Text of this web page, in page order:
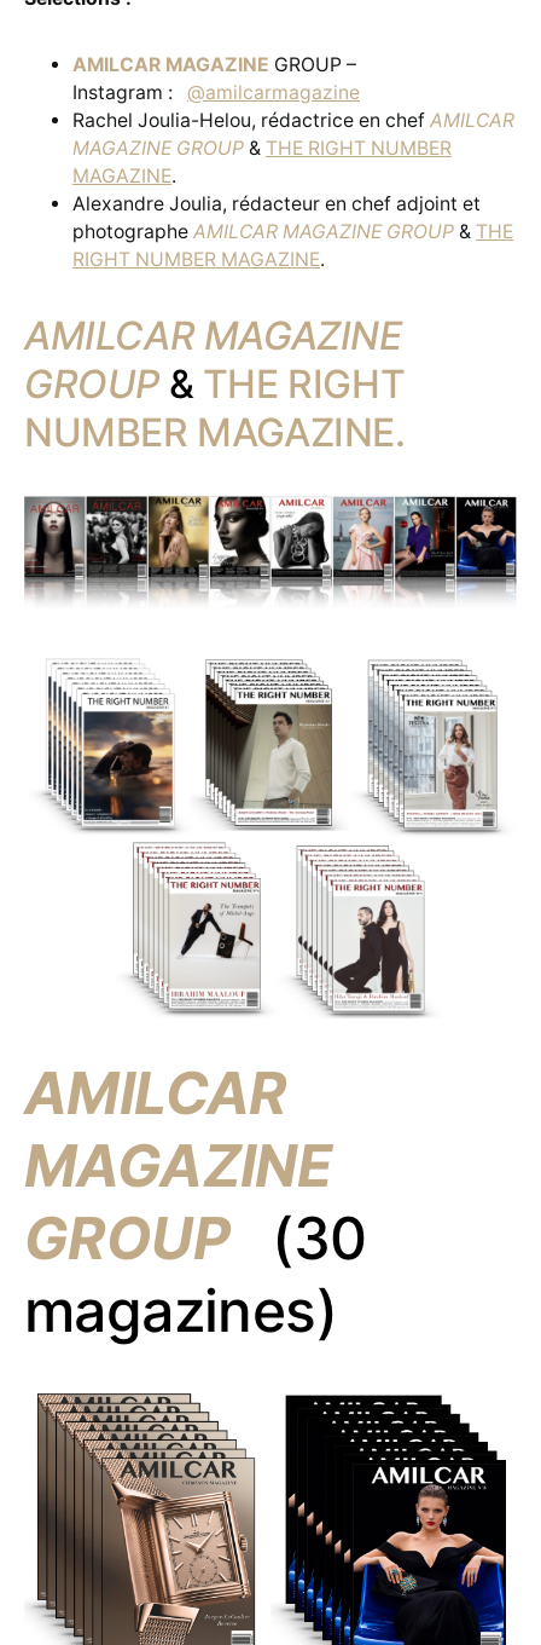
AMILCAR MAGAZINE GROUP –
Instagram : @amilcarmagazine
Rachel Joulia-Helou, rédactrice en chef AMILCAR
MAGAZINE GROUP & THE RIGHT NUMBER
MAGAZINE.
Alexandre Joulia, rédacteur en chef adjoint et
photographe AMILCAR MAGAZINE GROUP & THE
RIGHT NUMBER MAGAZINE.
AMILCAR MAGAZINE
GROUP & THE RIGHT
NUMBER MAGAZINE.
AMILCAR
MAGAZINE
GROUP
(30
magazines)